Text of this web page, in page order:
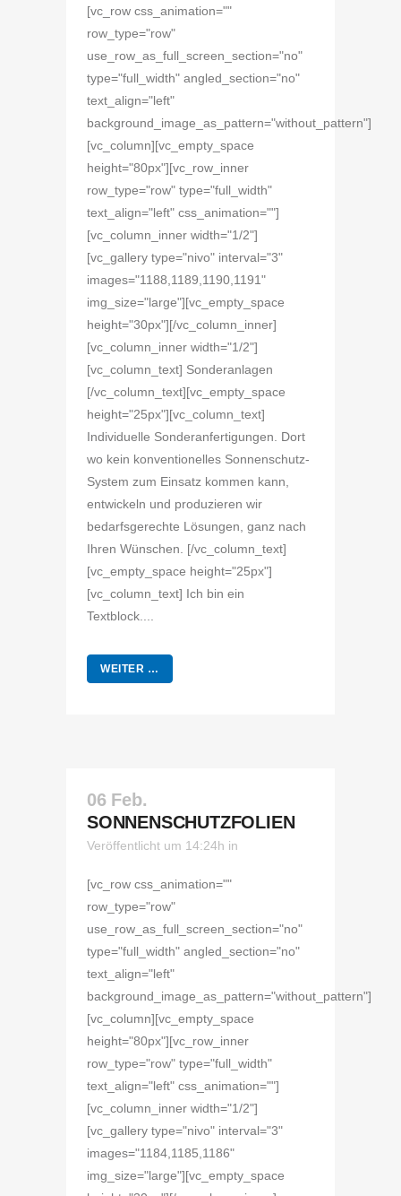
[vc_row css_animation=""
row_type="row"
use_row_as_full_screen_section="no"
type="full_width" angled_section="no"
text_align="left"
background_image_as_pattern="without_pattern"]
[vc_column][vc_empty_space
height="80px"][vc_row_inner
row_type="row" type="full_width"
text_align="left" css_animation=""]
[vc_column_inner width="1/2"]
[vc_gallery type="nivo" interval="3"
images="1188,1189,1190,1191"
img_size="large"][vc_empty_space
height="30px"][/vc_column_inner]
[vc_column_inner width="1/2"]
[vc_column_text] Sonderanlagen
[/vc_column_text][vc_empty_space
height="25px"][vc_column_text]
Individuelle Sonderanfertigungen. Dort
wo kein konventionelles Sonnenschutz-
System zum Einsatz kommen kann,
entwickeln und produzieren wir
bedarfsgerechte Lösungen, ganz nach
Ihren Wünschen. [/vc_column_text]
[vc_empty_space height="25px"]
[vc_column_text] Ich bin ein
Textblock....
WEITER …
06 Feb.
SONNENSCHUTZFOLIEN
Veröffentlicht um 14:24h in
[vc_row css_animation=""
row_type="row"
use_row_as_full_screen_section="no"
type="full_width" angled_section="no"
text_align="left"
background_image_as_pattern="without_pattern"]
[vc_column][vc_empty_space
height="80px"][vc_row_inner
row_type="row" type="full_width"
text_align="left" css_animation=""]
[vc_column_inner width="1/2"]
[vc_gallery type="nivo" interval="3"
images="1184,1185,1186"
img_size="large"][vc_empty_space